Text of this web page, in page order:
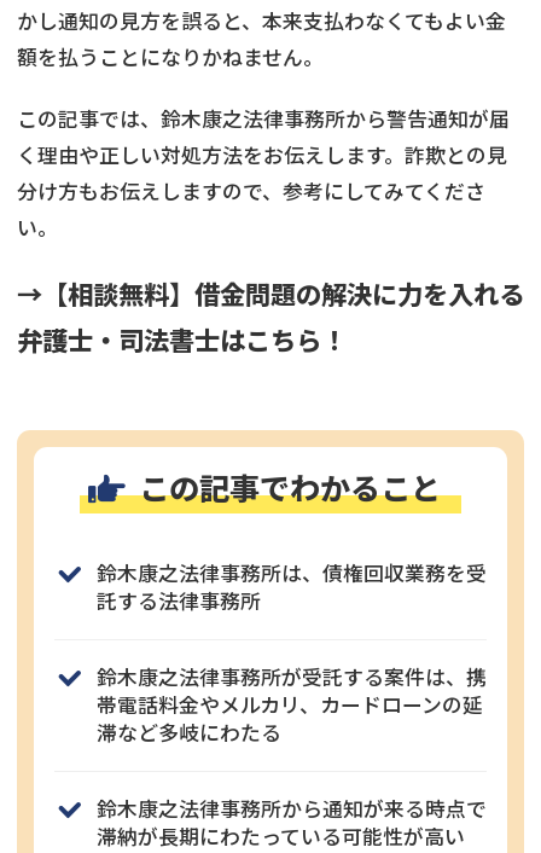
かし通知の見方を誤ると、本来支払わなくてもよい金
額を払うことになりかねません。
この記事では、鈴木康之法律事務所から警告通知が届
く理由や正しい対処方法をお伝えします。詐欺との見
分け方もお伝えしますので、参考にしてみてくださ
い。
→【相談無料】借金問題の解決に力を入れる
弁護士・司法書士はこちら！
この記事でわかること
鈴木康之法律事務所は、債権回収業務を受
託する法律事務所
鈴木康之法律事務所が受託する案件は、携
帯電話料金やメルカリ、カードローンの延
滞など多岐にわたる
鈴木康之法律事務所から通知が来る時点で
滞納が長期にわたっている可能性が高い